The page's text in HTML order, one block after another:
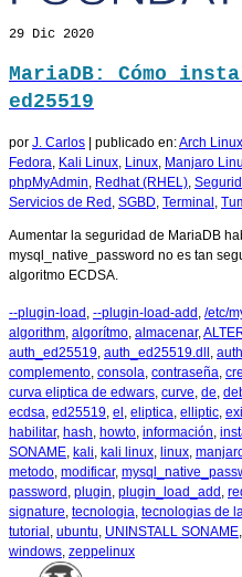
29 Dic 2020
MariaDB: Cómo
ed25519
por J. Carlos | publicado en:Arch Linux
Fedora Kali Linux Linux Manjaro
phpMyAdmin Redhat (RHEL)
Servicios de Red SGBD Terminal
Aumentar la seguridad de MariaDB
mysql_native_password no es tan
algoritmo ECDSA.
--plugin-load --plugin-load-add /etc/
algorithm algorítmo almacenar,
auth_ed25519 auth_ed25519.dll
complemento consola contraseña
curva eliptica de edwars curve de
ecdsa ed25519 el eliptica elliptic
habilitar, hash howto información
SONAME kali kali linux linux
metodo modificar,
password plugin plugin_load_add
signature tecnologia tecnologias de
tutorial ubuntu UNINSTALL SONAME
windows zeppelinux